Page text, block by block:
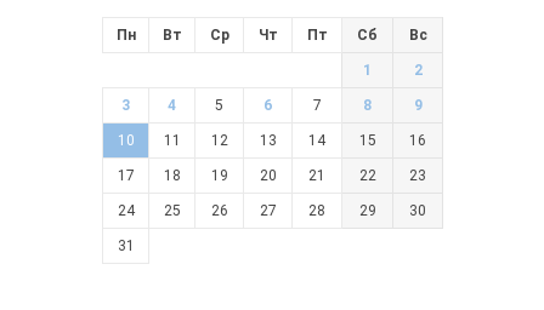
Пн Вт Ср Чт Пт Сб Вс
1 2
3 4 5 6 7 8 9
10 11 12 13 14 15 16
17 18 19 20 21 22 23
24 25 26 27 28 29 30
31